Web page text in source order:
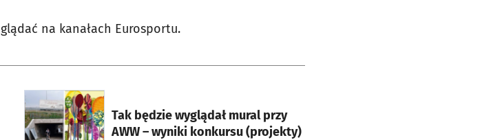
na kanałach Eurosportu.
Tak będzie wyglądał mural przy
AWW – wyniki konkursu (projekty)
otworzy się w nowej karcie